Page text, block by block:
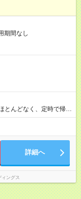
間】試用期間なし
捗管理や事務が中心な
、自然と区切りをつけ
詳細へ
ィングス